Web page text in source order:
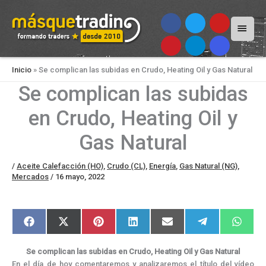
Menú
Inicio » Se complican las subidas en Crudo, Heating Oil y Gas Natural
Se complican las subidas
en Crudo, Heating Oil y
Gas Natural
/ Aceite Calefacción (HO), Crudo (CL), Energía, Gas Natural (NG),
Mercados / 16 mayo, 2022
Compartir
en
F
a
e
b
o
Compartir
en
X
(
w
i
t
Compartir
en
P
i
t
e
r
Compartir
en
L
i
k
e
d
Compartir
en
E
m
i
l
Compartir
en
e
e
g
r
en
W
h
A
Se complican las subidas en Crudo, Heating Oil y Gas Natural
En el día de hoy comentaremos y analizaremos el título del vídeo